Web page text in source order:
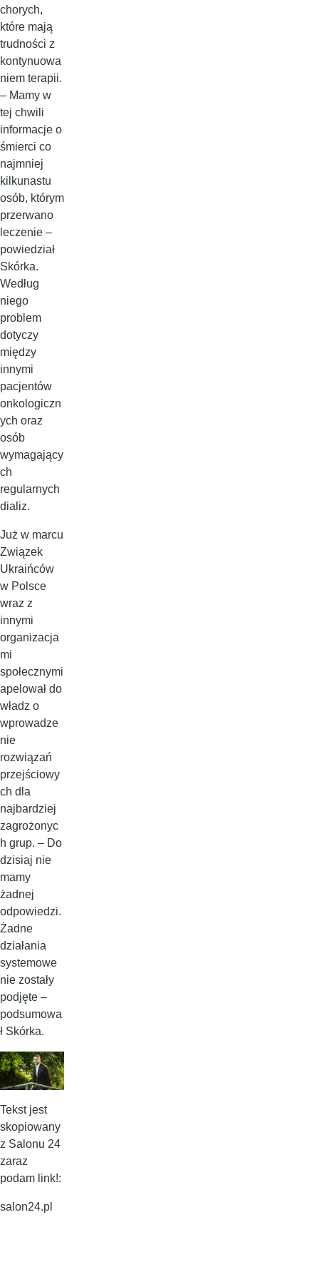
chorych,
które mają
trudności z
kontynuowa
niem terapii.
– Mamy w
tej chwili
informacje o
śmierci co
najmniej
kilkunastu
osób, którym
przerwano
leczenie –
powiedział
Skórka.
Według
niego
problem
dotyczy
między
innymi
pacjentów
onkologiczn
ych oraz
osób
wymagający
ch
regularnych
dializ.
Już w marcu
Związek
Ukraińców
w Polsce
wraz z
innymi
organizacja
mi
społecznymi
apelował do
władz o
wprowadze
nie
rozwiązań
przejściowy
ch dla
najbardziej
zagrożonyc
h grup. – Do
dzisiaj nie
mamy
żadnej
odpowiedzi.
Żadne
działania
systemowe
nie zostały
podjęte –
podsumowa
ł Skórka.
Tekst jest
skopiowany
z Salonu 24
zaraz
podam link!:
salon24.pl